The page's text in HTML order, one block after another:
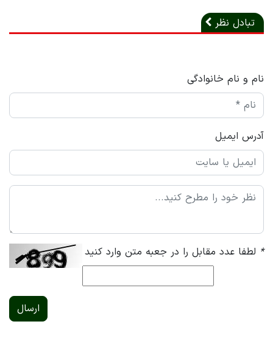
تبادل نظر
نام و نام خانوادگی
آدرس ایمیل
* لطفا عدد مقابل را در جعبه متن وارد کنید
ارسال